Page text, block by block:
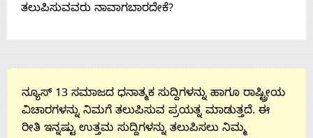
Advertise
With
ತಲುಪಿಸುವವರು ನಾವಾಗಬಾರದೇಕೆ?
ನ್ಯೂಸ್ 13 ಸಮಾಜದ ಧನಾತ್ಮಕ ಸುದ್ದಿಗಳನ್ನು ಹಾಗೂ ರಾಷ್ಟ್ರೀಯ
ವಿಚಾರಗಳನ್ನು ನಿಮಗೆ ತಲುಪಿಸುವ ಪ್ರಯತ್ನ ಮಾಡುತ್ತದೆ. ಈ
ರೀತಿ ಇನ್ನಷ್ಟು ಉತ್ತಮ ಸುದ್ದಿಗಳನ್ನು ತಲುಪಿಸಲು ನಿಮ್ಮ